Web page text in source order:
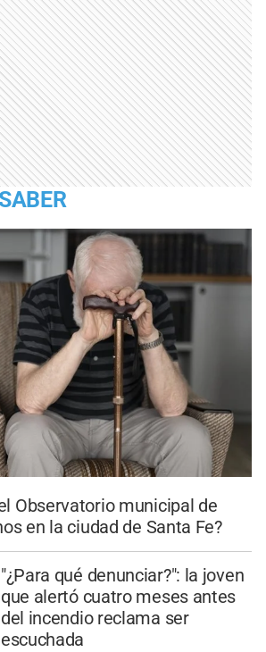
Observatorio municipal de
en la ciudad de Santa Fe?
"¿Para qué denunciar?": la joven
que alertó cuatro meses antes
del incendio reclama ser
escuchada